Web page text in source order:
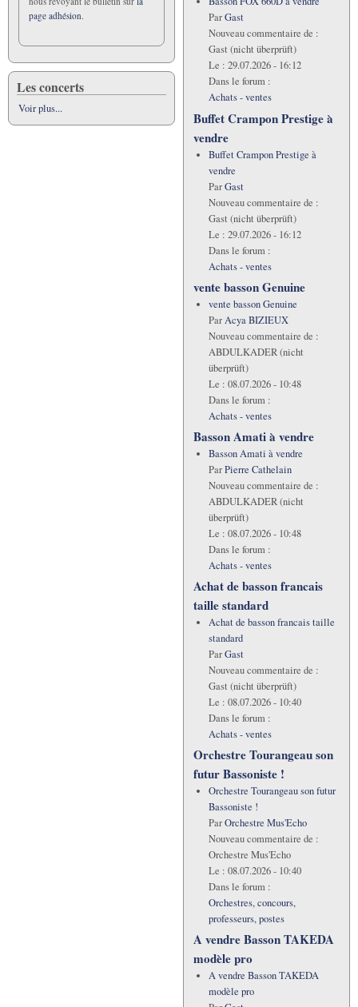
page adhésion.
Les concerts
Voir plus...
ParGast
Nouveau commentaire de :
Gast (nicht überprüft)
Le : 29.07.2026 - 16:12
Dans le forum :
Achats - ventes
Buffet Crampon Prestige à
vendre
Buffet Crampon Prestige à
vendre
ParGast
Nouveau commentaire de :
Gast (nicht überprüft)
Le : 29.07.2026 - 16:12
Dans le forum :
Achats - ventes
vente basson Genuine
vente basson Genuine
ParAcya BIZIEUX
Nouveau commentaire de :
ABDULKADER (nicht
überprüft)
Le : 08.07.2026 - 10:48
Dans le forum :
Achats - ventes
Basson Amati à vendre
Basson Amati à vendre
ParPierre Cathelain
Nouveau commentaire de :
ABDULKADER (nicht
überprüft)
Le : 08.07.2026 - 10:48
Dans le forum :
Achats - ventes
Achat de basson francais
taille standard
Achat de basson francais taille
standard
ParGast
Nouveau commentaire de :
Gast (nicht überprüft)
Le : 08.07.2026 - 10:40
Dans le forum :
Achats - ventes
Orchestre Tourangeau son
futur Bassoniste !
Orchestre Tourangeau son futur
Bassoniste !
ParOrchestre Mus'Echo
Nouveau commentaire de :
Orchestre Mus'Echo
Le : 08.07.2026 - 10:40
Dans le forum :
Orchestres, concours,
professeurs, postes
A vendre Basson TAKEDA
modèle pro
A vendre Basson TAKEDA
modèle pro